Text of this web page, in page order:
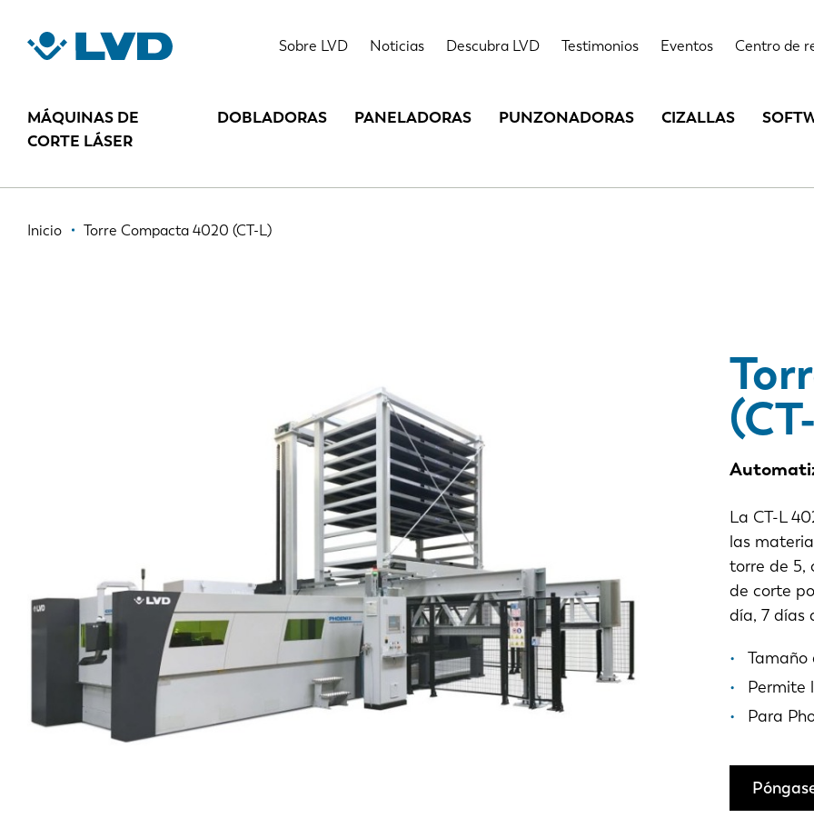
contenido
Sobre LVD Noticias Descubra LVD Testimonios Eventos Centro de
MÁQUINAS DE
CORTE LÁSER
DOBLADORAS PANELADORAS PUNZONADORAS CIZALLAS
Ruta
Inicio Torre Compacta 4020 (CT-L)
La CT-L
las
torre de 5,
de corte
día, 7 días
Permite
Para
TORRE COMPACTA 4020 (CT-L) Destacados Datos